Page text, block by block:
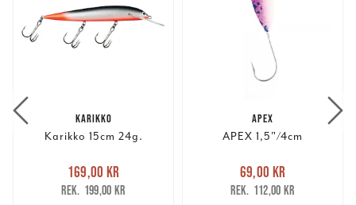
KARIKKO
Karikko 15cm 24g.
Nuvarande pris
169,00 krTidigare pris
199,00 kr
169,00 kr
199,00 kr
APEX
APEX 1,5"/4cm
Nuvarande pris
69,00 krTidigare pris
112,00 kr
69,00 kr
112,00 kr